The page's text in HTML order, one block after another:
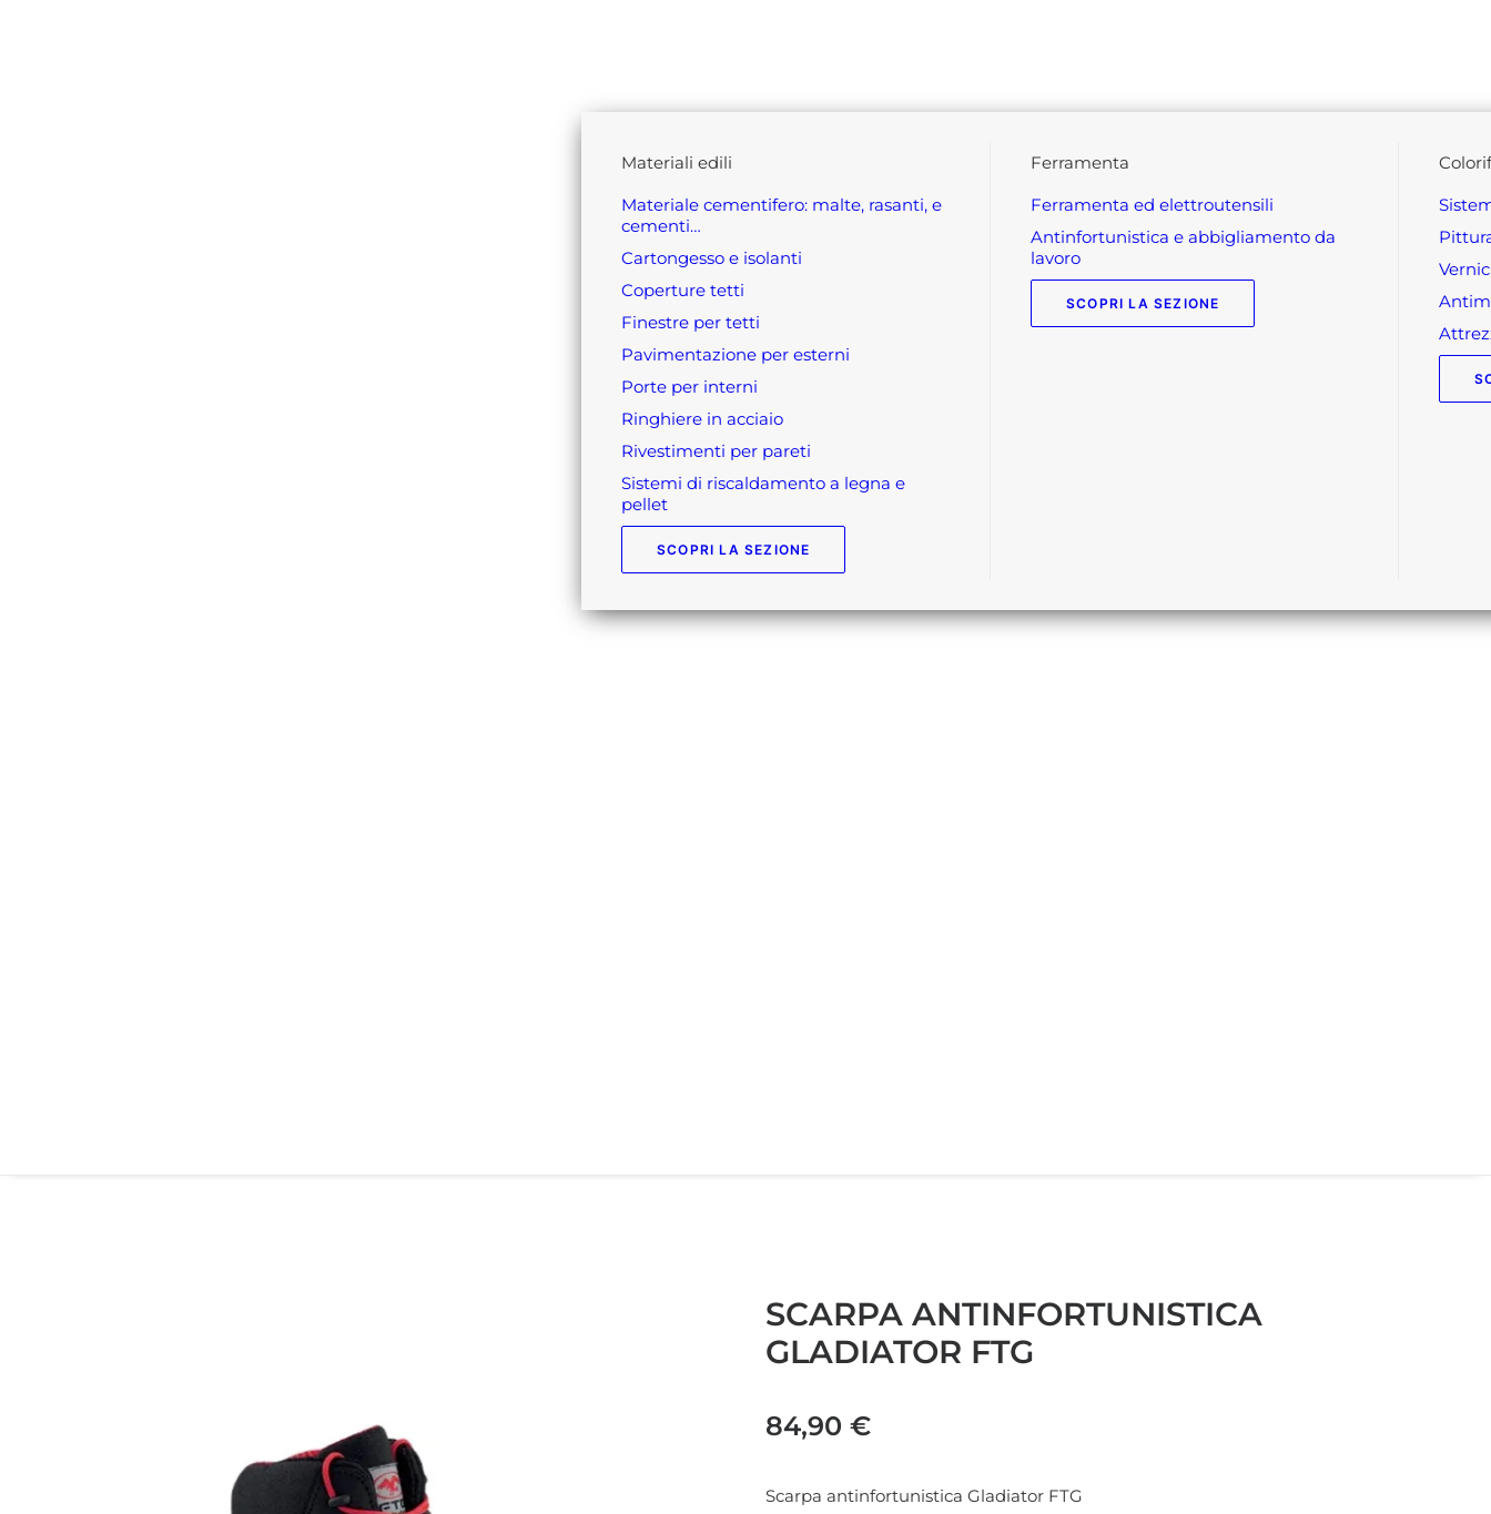
materiali edili
materiale cementifero: malte, rasanti, e
cementi…
cartongesso e isolanti
coperture tetti
finestre per tetti
pavimentazione per esterni
porte per interni
ringhiere in acciaio
rivestimenti per pareti
sistemi di riscaldamento a legna e
pellet
SCOPRI LA SEZIONE
ferramenta
ferramenta ed elettroutensili
antinfortunistica e abbigliamento da
lavoro
SCOPRI LA SEZIONE
SCARPA ANTINFORTUNISTICA
GLADIATOR FTG
84,90 €
Scarpa antinfortunistica Gladiator FTG